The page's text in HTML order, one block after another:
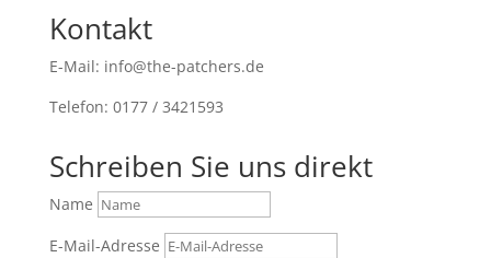
Kontakt
E-Mail: info@the-patchers.de
Telefon: 0177 / 3421593
Schreiben Sie uns direkt
Name
E-Mail-Adresse